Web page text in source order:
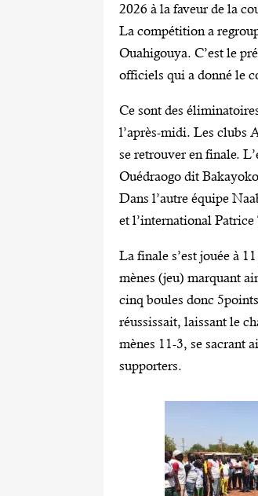
2026 à la faveur de la
La compétition a
Ouahigouya. C’est le
officiels qui a donné le
Ce sont des
l’après-midi. Les clubs
se retrouver en finale.
Ouédraogo dit
Dans l’autre équipe
et l’international
La finale s’est jouée à
mènes (jeu) marquant
cinq boules donc
réussissait, laissant le
mènes 11-3, se sacrant
supporters.